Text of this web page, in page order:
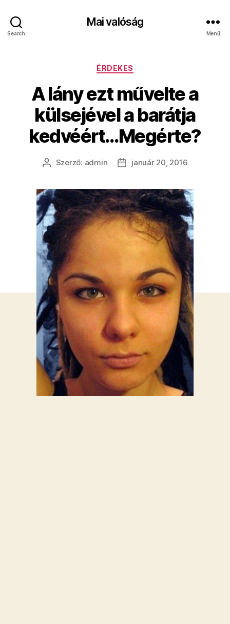
Search
Mai valóság
Menü
Kategóriák
ÉRDEKES
A lány ezt művelte a
külsejével a barátja
kedvéért…Megérte?
Bejegyzés
Szerző: admin
Bejegyzés
január 20, 2016